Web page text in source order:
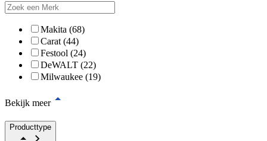
Makita (68)
Carat (44)
Festool (24)
DeWALT (22)
Milwaukee (19)
Bekijk meer
Producttype